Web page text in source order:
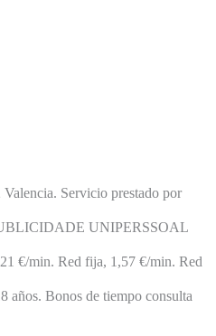
Servicio prestado por
UNIPERSSOAL
€/min. Red fija, 1,57 €/min. Red
Bonos de tiempo consulta